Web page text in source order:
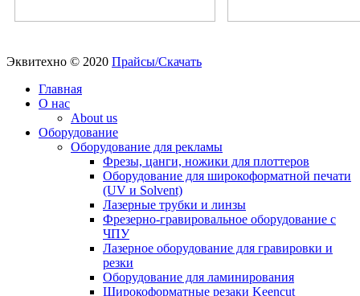
Эквитехно © 2020 Прайсы/Скачать
Главная
О нас
About us
Оборудование
Оборудование для рекламы
Фрезы, цанги, ножики для плоттеров
Оборудование для широкоформатной печати
(UV и Solvent)
Лазерные трубки и линзы
Фрезерно-гравировальное оборудование с
ЧПУ
Лазерное оборудование для гравировки и
резки
Оборудование для ламинирования
Широкоформатные резаки Keencut